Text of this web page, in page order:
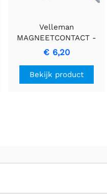
Velleman
MAGNEETCONTACT -
Betrouwbare
beveiligingsoplossing
met NC-configuratie
€ 6,20
Bekijk product